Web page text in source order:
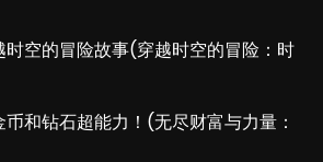
时空的冒险故事(穿越时空的冒险：时
和钻石超能力！(无尽财富与力量：